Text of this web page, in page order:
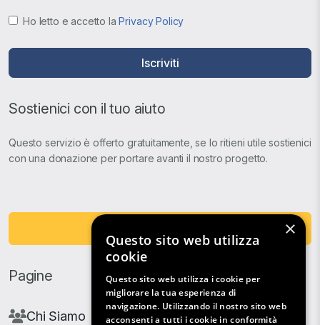
Ho letto e accetto laPrivacy Policy
Iscriviti
Sostienici con il tuo aiuto
Questo servizio è offerto gratuitamente, se lo ritieni utile sostienici
con una donazione per portare avanti il nostro progetto.
Pagine
Chi Siamo
×
Questo sito web utilizza
cookie
Questo sito web utilizza i cookie per
migliorare la tua esperienza di
navigazione. Utilizzando il nostro sito web
acconsenti a tutti i cookie in conformità